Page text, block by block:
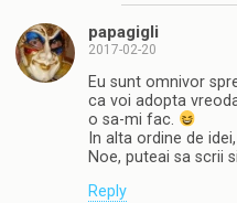
papagigli
2017-02-20
Eu sunt omnivor
ca voi adopta
o sa-mi fac.
In alta ordine de
Noe, puteai sa scrii
Reply